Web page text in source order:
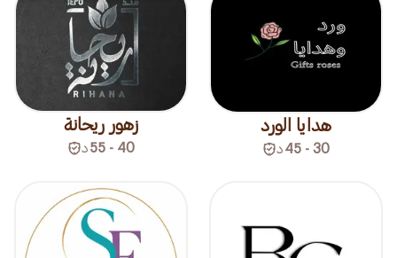
هدايا الورد
30 - 45 د
زهور ريحانة
40 - 55 د